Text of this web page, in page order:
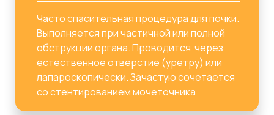
Часто спасительная процедура для почки.
Выполняется при частичной или полной
обструкции органа. Проводится через
естественное отверстие (уретру) или
лапароскопически. Зачастую сочетается
со стентированием мочеточника